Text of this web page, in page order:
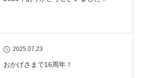
2025.07.23
おかげさまで16周年！